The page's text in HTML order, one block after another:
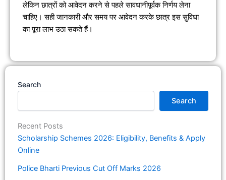
लेकिन छात्रों को आवेदन करने से पहले सावधानीपूर्वक निर्णय लेना
चाहिए। सही जानकारी और समय पर आवेदन करके छात्र इस सुविधा
का पूरा लाभ उठा सकते हैं।
Search
Search
Recent Posts
Scholarship Schemes 2026: Eligibility, Benefits & Apply
Online
Police Bharti Previous Cut Off Marks 2026